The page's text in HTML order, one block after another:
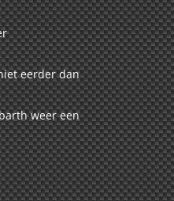
eerder dan
weer een